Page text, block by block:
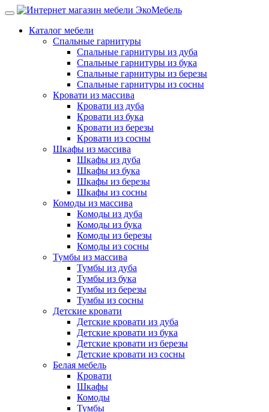
Каталог мебели
Спальные гарнитуры
Спальные гарнитуры из дуба
Спальные гарнитуры из бука
Спальные гарнитуры из березы
Спальные гарнитуры из сосны
Кровати из массива
Кровати из дуба
Кровати из бука
Кровати из березы
Кровати из сосны
Шкафы из массива
Шкафы из дуба
Шкафы из бука
Шкафы из березы
Шкафы из сосны
Комоды из массива
Комоды из дуба
Комоды из бука
Комоды из березы
Комоды из сосны
Тумбы из массива
Тумбы из дуба
Тумбы из бука
Тумбы из березы
Тумбы из сосны
Детские кровати
Детские кровати из дуба
Детские кровати из бука
Детские кровати из березы
Детские кровати из сосны
Белая мебель
Кровати
Шкафы
Комоды
Тумбы